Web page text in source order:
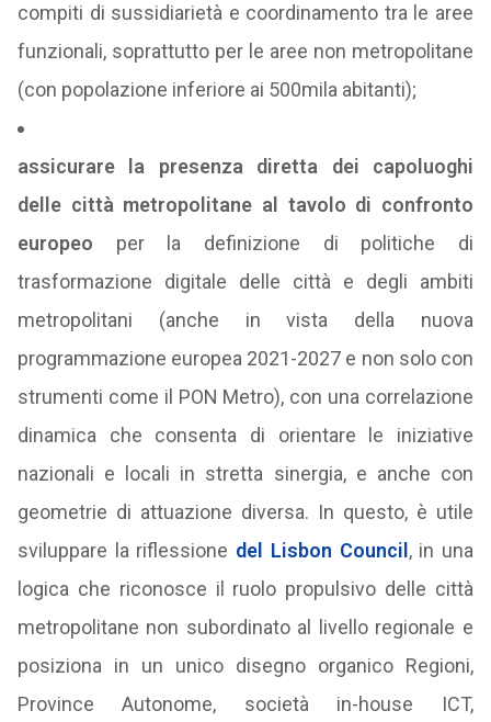
compiti di sussidiarietà e coordinamento tra le aree
funzionali, soprattutto per le aree non metropolitane
(con popolazione inferiore ai 500mila abitanti);
assicurare la presenza diretta dei capoluoghi
delle città metropolitane al tavolo di confronto
europeo per la definizione di politiche di
trasformazione digitale delle città e degli ambiti
metropolitani (anche in vista della nuova
programmazione europea 2021-2027 e non solo con
strumenti come il PON Metro), con una correlazione
dinamica che consenta di orientare le iniziative
nazionali e locali in stretta sinergia, e anche con
geometrie di attuazione diversa. In questo, è utile
sviluppare la riflessione del Lisbon Council , in una
logica che riconosce il ruolo propulsivo delle città
metropolitane non subordinato al livello regionale e
posiziona in un unico disegno organico Regioni,
Province Autonome, società in-house ICT,